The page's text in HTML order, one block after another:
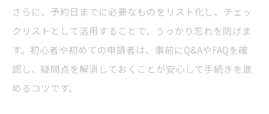
さらに、予約日までに必要なものをリスト化し、チェッ
クリストとして活用することで、うっかり忘れを防げま
す。初心者や初めての申請者は、事前にQ&AやFAQを確
認し、疑問点を解消しておくことが安心して手続きを進
めるコツです。